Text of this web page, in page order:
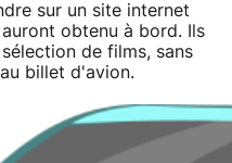
sur un site internet
obtenu à bord. Ils
de films, sans
billet d'avion.